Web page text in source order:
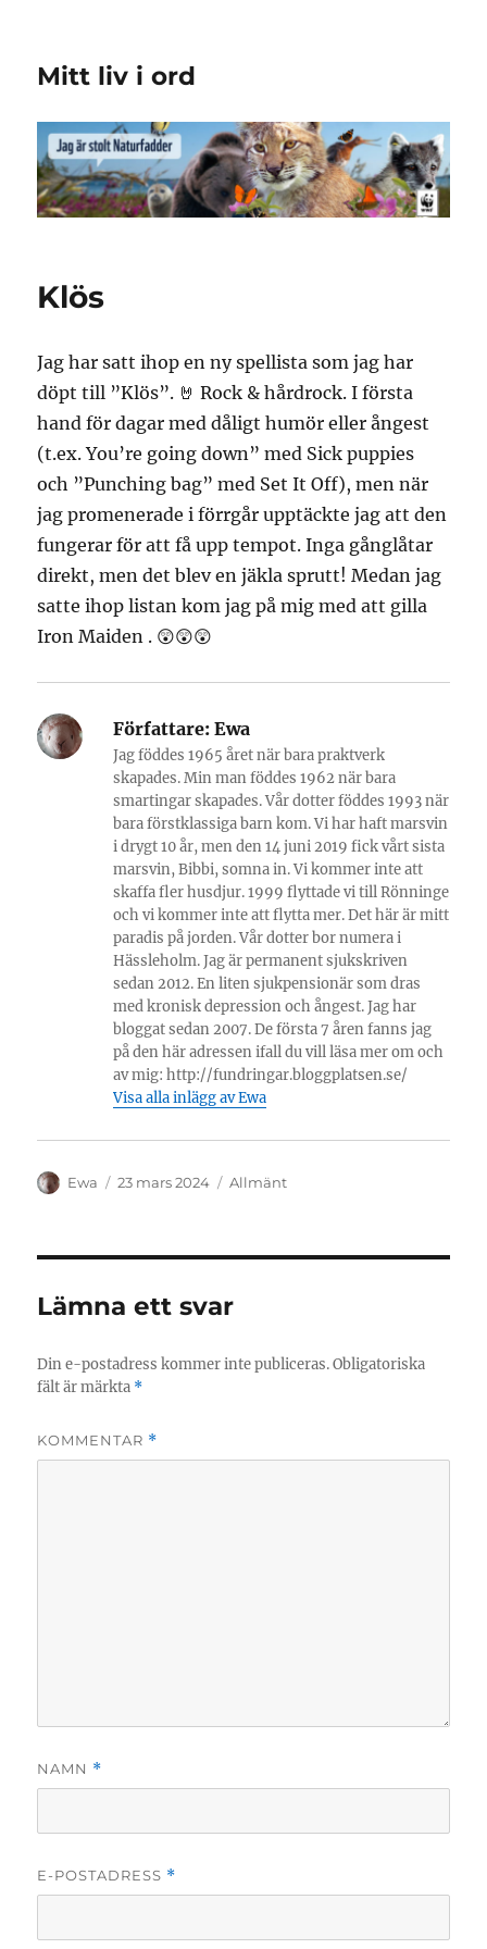
Mitt liv i ord
Klös
Jag har satt ihop en ny spellista som jag har
döpt till ”Klös”. 🤘 Rock & hårdrock. I första
hand för dagar med dåligt humör eller ångest
(t.ex. You’re going down” med Sick puppies
och ”Punching bag” med Set It Off), men när
jag promenerade i förrgår upptäckte jag att den
fungerar för att få upp tempot. Inga gånglåtar
direkt, men det blev en jäkla sprutt! Medan jag
satte ihop listan kom jag på mig med att gilla
Iron Maiden . 😲😲😲
Författare: Ewa
Jag föddes 1965 året när bara praktverk
skapades. Min man föddes 1962 när bara
smartingar skapades. Vår dotter föddes 1993 när
bara förstklassiga barn kom. Vi har haft marsvin
i drygt 10 år, men den 14 juni 2019 fick vårt sista
marsvin, Bibbi, somna in. Vi kommer inte att
skaffa fler husdjur. 1999 flyttade vi till Rönninge
och vi kommer inte att flytta mer. Det här är mitt
paradis på jorden. Vår dotter bor numera i
Hässleholm. Jag är permanent sjukskriven
sedan 2012. En liten sjukpensionär som dras
med kronisk depression och ångest. Jag har
bloggat sedan 2007. De första 7 åren fanns jag
på den här adressen ifall du vill läsa mer om och
av mig: http://fundringar.bloggplatsen.se/
Visa alla inlägg av Ewa
Författare
Ewa
Publicerat
23 mars 2024 Kategorier
Allmänt
Lämna ett svar
Din e-postadress kommer inte publiceras. Obligatoriska
fält är märkta *
KOMMENTAR *
NAMN *
E-POSTADRESS *